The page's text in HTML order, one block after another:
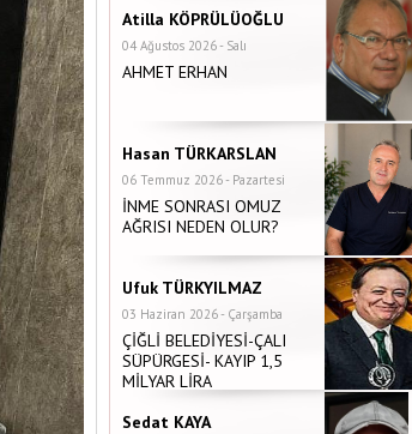
Atilla KÖPRÜLÜOĞLU
04 Ağustos 2026 - Salı
AHMET ERHAN
Hasan TÜRKARSLAN
06 Temmuz 2026 - Pazartesi
İNME SONRASI OMUZ
AĞRISI NEDEN OLUR?
Ufuk TÜRKYILMAZ
03 Haziran 2026 - Çarşamba
ÇİĞLİ BELEDİYESİ-ÇALI
SÜPÜRGESİ- KAYIP 1,5
MİLYAR LİRA
Sedat KAYA